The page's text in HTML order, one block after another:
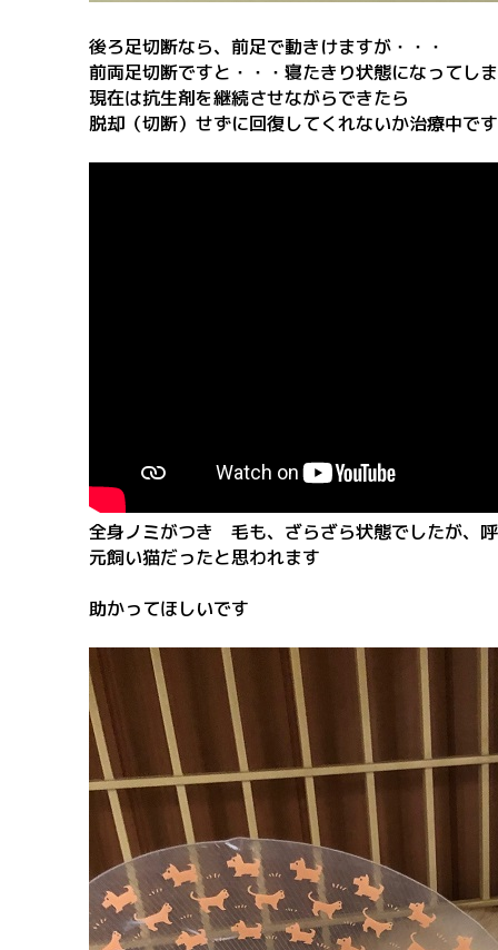
後ろ足切断なら、前足で動きけますが・・・
前両足切断ですと・・・寝たきり状態になってし
現在は抗生剤を継続させながらできたら
脱却（切断）せずに回復してくれないか治療中です
全身ノミがつき 毛も、ざらざら状態でしたが、
元飼い猫だったと思われます
助かってほしいです